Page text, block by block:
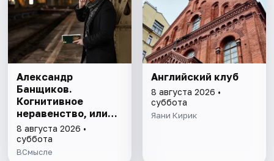
Александр
Банщиков.
Когнитивное
неравенство, или
почему умные
умнеют, а глупые
глупеют
8 августа 2026 •
суббота
ВСмысле
Английский клуб
8 августа 2026 •
суббота
Яани Кирик